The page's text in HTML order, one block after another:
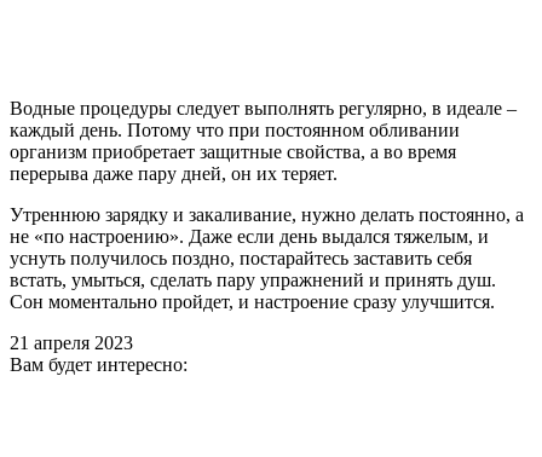
Водные процедуры следует выполнять регулярно, в идеале –
каждый день. Потому что при постоянном обливании
организм приобретает защитные свойства, а во время
перерыва даже пару дней, он их теряет.
Утреннюю зарядку и закаливание, нужно делать постоянно, а
не «по настроению». Даже если день выдался тяжелым, и
уснуть получилось поздно, постарайтесь заставить себя
встать, умыться, сделать пару упражнений и принять душ.
Сон моментально пройдет, и настроение сразу улучшится.
21 апреля 2023
Вам будет интересно: